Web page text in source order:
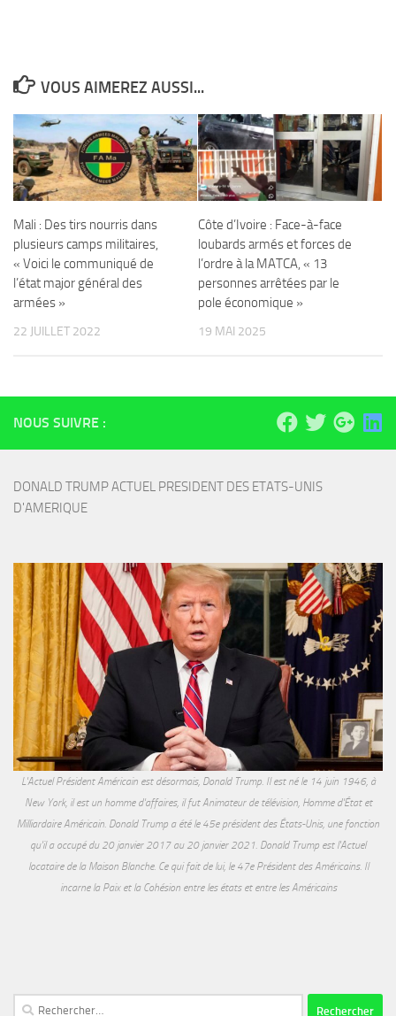
VOUS AIMEREZ AUSSI...
Mali : Des tirs nourris dans
plusieurs camps militaires,
« Voici le communiqué de
l’état major général des
armées »
22 JUILLET 2022
Côte d’Ivoire : Face-à-face
loubards armés et forces de
l’ordre à la MATCA, « 13
personnes arrêtées par le
pole économique »
19 MAI 2025
NOUS SUIVRE :
DONALD TRUMP ACTUEL PRESIDENT DES ETATS-UNIS
D'AMERIQUE
L'Actuel Président Américain est désormais, Donald Trump. Il est né le 14 juin 1946, à
New York, il est un homme d'affaires, il fut Animateur de télévision, Homme d'État et
Milliardaire Américain. Donald Trump a été le 45e président des États-Unis, une fonction
qu'il a occupé du 20 janvier 2017 au 20 janvier 2021. Donald Trump est l'Actuel
locataire de la Maison Blanche. Ce qui fait de lui, le 47e Président des Américains. Il
incarne la Paix et la Cohésion entre les états et entre les Américains
Rechercher :